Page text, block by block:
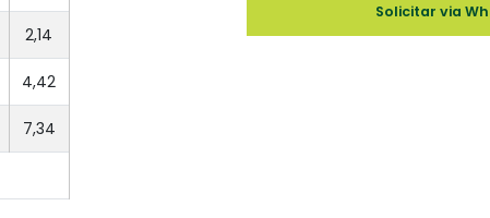
2,14
4,42
7,34
Solicitar via